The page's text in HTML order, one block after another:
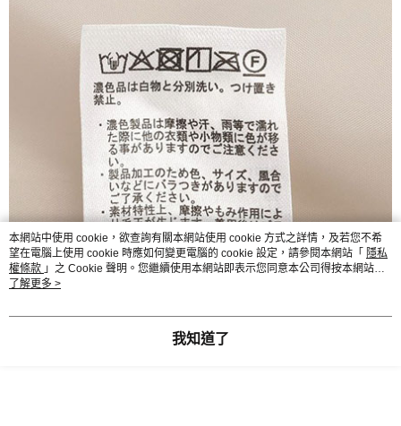
本網站中使用 cookie，欲查詢有關本網站使用 cookie 方式之詳情，及若您不希
望在電腦上使用 cookie 時應如何變更電腦的 cookie 設定，請參閱本網站「 隱私
權條款 」之 Cookie 聲明。您繼續使用本網站即表示您同意本公司得按本網站使
用條款之 Cookie 聲明使用 cookie。
了解更多 >
我知道了